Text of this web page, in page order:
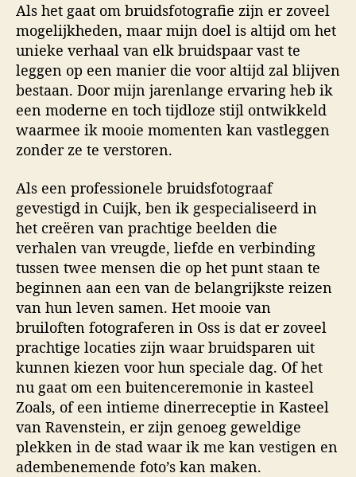
Als het gaat om bruidsfotografie zijn er zoveel
mogelijkheden, maar mijn doel is altijd om het
unieke verhaal van elk bruidspaar vast te
leggen op een manier die voor altijd zal blijven
bestaan. Door mijn jarenlange ervaring heb ik
een moderne en toch tijdloze stijl ontwikkeld
waarmee ik mooie momenten kan vastleggen
zonder ze te verstoren.
Als een professionele bruidsfotograaf
gevestigd in Cuijk, ben ik gespecialiseerd in
het creëren van prachtige beelden die
verhalen van vreugde, liefde en verbinding
tussen twee mensen die op het punt staan te
beginnen aan een van de belangrijkste reizen
van hun leven samen. Het mooie van
bruiloften fotograferen in Oss is dat er zoveel
prachtige locaties zijn waar bruidsparen uit
kunnen kiezen voor hun speciale dag. Of het
nu gaat om een buitenceremonie in kasteel
Zoals, of een intieme dinerreceptie in Kasteel
van Ravenstein, er zijn genoeg geweldige
plekken in de stad waar ik me kan vestigen en
adembenemende foto’s kan maken.